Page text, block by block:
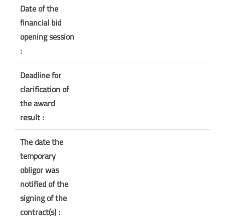
Date of the
financial bid
opening session
:
Deadline for
clarification of
the award
result :
The date the
temporary
obligor was
notified of the
signing of the
contract(s) :